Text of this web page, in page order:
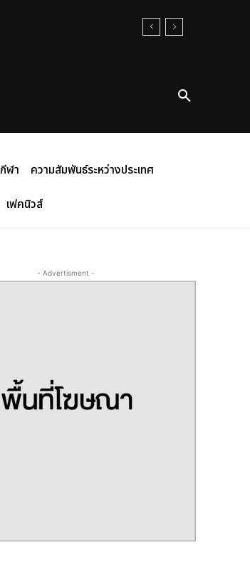
กีฬา
ความสัมพันธ์ระหว่างประเทศ
เฟคนิวส์
- Advertisment -